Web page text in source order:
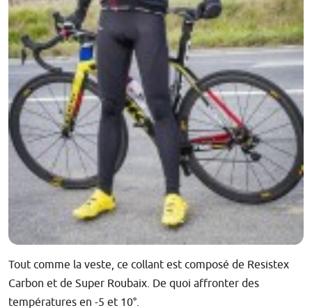
Tout comme la veste, ce collant est composé de Resistex
Carbon et de Super Roubaix. De quoi affronter des
températures en -5 et 10°.